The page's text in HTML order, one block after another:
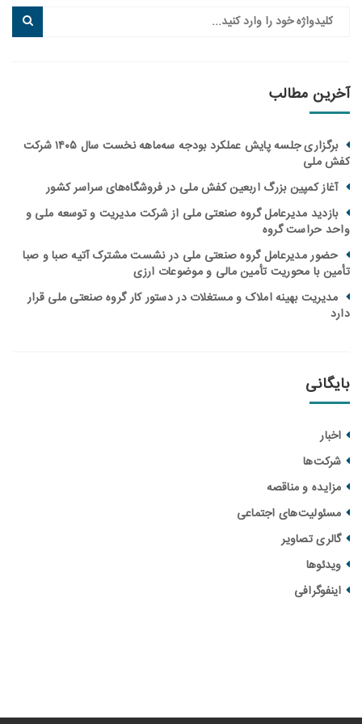
مطالب
برگزاری جلسه پایش عملکرد بودجه سه‌ماهه نخست سال ۱۴۰۵ شرکت
ملی
کمپین بزرگ اربعین کفش ملی در فروشگاه‌های سراسر کشور
مدیرعامل گروه صنعتی ملی از شرکت مدیریت و توسعه ملی و
حراست گروه
مدیرعامل گروه صنعتی ملی در نشست مشترک آتیه صبا و صبا
با محوریت تأمین مالی و موضوعات ارزی
بهینه املاک و مستغلات در دستور کار گروه صنعتی ملی قرار
و مناقصه‌
اجتماعی
تصاویر